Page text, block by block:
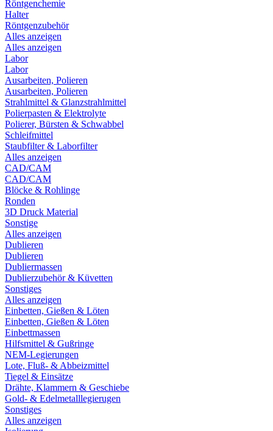
Röntgenchemie
Halter
Röntgenzubehör
Alles anzeigen
Alles anzeigen
Labor
Labor
Ausarbeiten, Polieren
Ausarbeiten, Polieren
Strahlmittel & Glanzstrahlmittel
Polierpasten & Elektrolyte
Polierer, Bürsten & Schwabbel
Schleifmittel
Staubfilter & Laborfilter
Alles anzeigen
CAD/CAM
CAD/CAM
Blöcke & Rohlinge
Ronden
3D Druck Material
Sonstige
Alles anzeigen
Dublieren
Dublieren
Dubliermassen
Dublierzubehör & Küvetten
Sonstiges
Alles anzeigen
Einbetten, Gießen & Löten
Einbetten, Gießen & Löten
Einbettmassen
Hilfsmittel & Gußringe
NEM-Legierungen
Lote, Fluß- & Abbeizmittel
Tiegel & Einsätze
Drähte, Klammern & Geschiebe
Gold- & Edelmetalllegierugen
Sonstiges
Alles anzeigen